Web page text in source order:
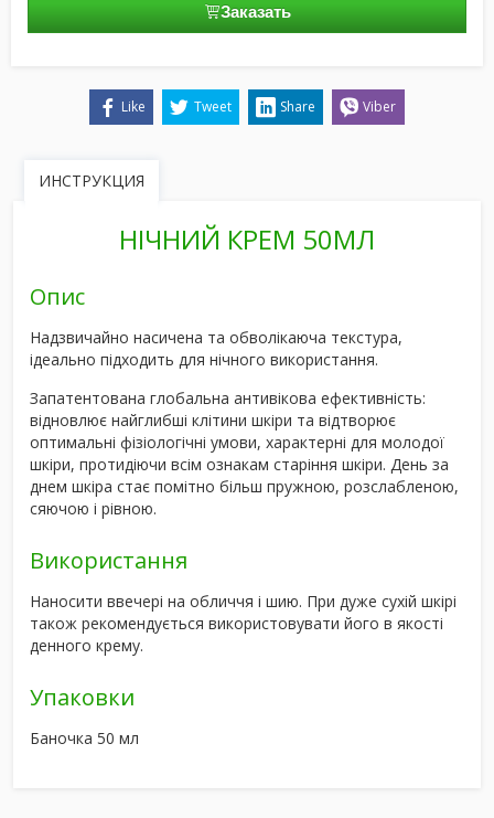
Заказать
Like Tweet Share Viber
ИНСТРУКЦИЯ
НІЧНИЙ КРЕМ 50МЛ
Опис
Надзвичайно насичена та обволікаюча текстура,
ідеально підходить для нічного використання.
Запатентована глобальна антивікова ефективність:
відновлює найглибші клітини шкіри та відтворює
оптимальні фізіологічні умови, характерні для молодої
шкіри, протидіючи всім ознакам старіння шкіри. День за
днем шкіра стає помітно більш пружною, розслабленою,
сяючою і рівною.
Використання
Наносити ввечері на обличчя і шию. При дуже сухій шкірі
також рекомендується використовувати його в якості
денного крему.
Упаковки
Баночка 50 мл